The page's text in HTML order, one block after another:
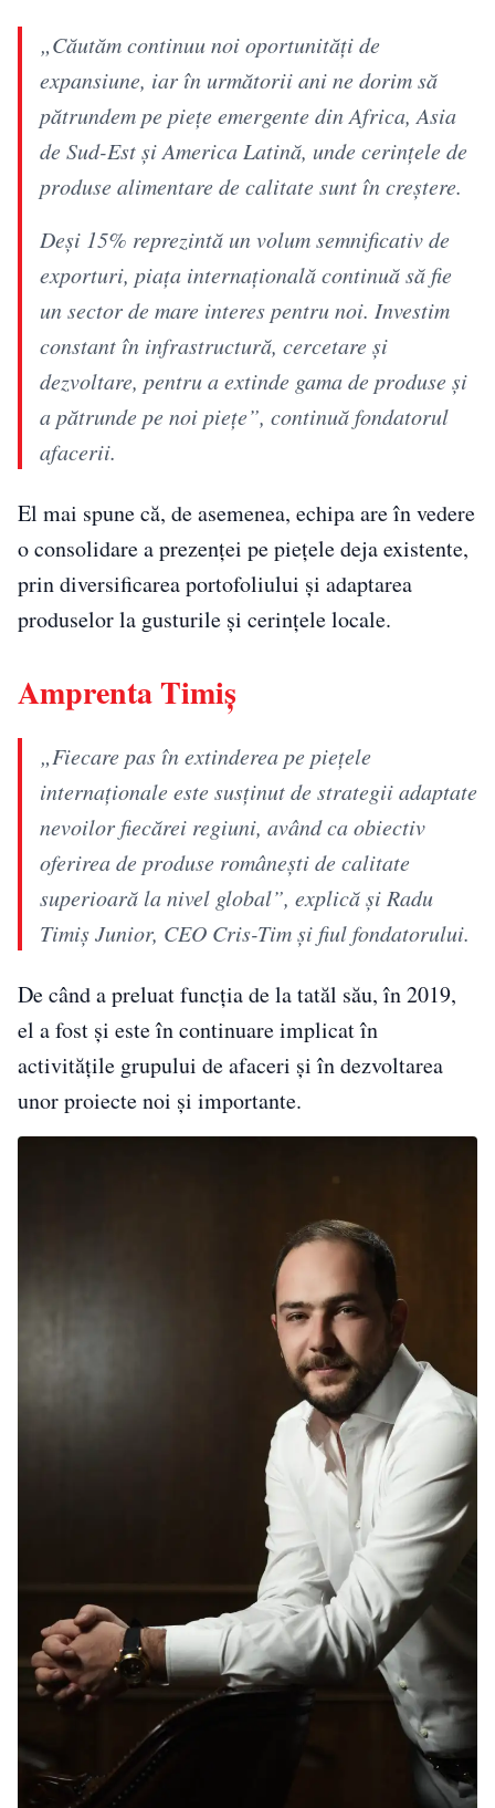
„Căutăm continuu noi oportunități de
expansiune, iar în următorii ani ne dorim să
pătrundem pe piețe emergente din Africa, Asia
de Sud-Est și America Latină, unde cerințele de
produse alimentare de calitate sunt în creștere.
Deși 15% reprezintă un volum semnificativ de
exporturi, piața internațională continuă să fie
un sector de mare interes pentru noi. Investim
constant în infrastructură, cercetare și
dezvoltare, pentru a extinde gama de produse și
a pătrunde pe noi piețe”, continuă fondatorul
afacerii.
El mai spune că, de asemenea, echipa are în vedere
o consolidare a prezenței pe piețele deja existente,
prin diversificarea portofoliului și adaptarea
produselor la gusturile și cerințele locale.
Amprenta Timiș
„Fiecare pas în extinderea pe piețele
internaționale este susținut de strategii adaptate
nevoilor fiecărei regiuni, având ca obiectiv
oferirea de produse românești de calitate
superioară la nivel global”, explică și Radu
Timiș Junior, CEO Cris-Tim și fiul fondatorului.
De când a preluat funcția de la tatăl său, în 2019,
el a fost și este în continuare implicat în
activitățile grupului de afaceri și în dezvoltarea
unor proiecte noi și importante.